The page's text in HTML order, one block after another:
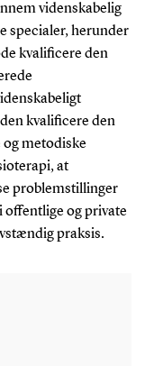
videnskabelig
specialer, herunder
kvalificere den
kvalificere den
og metodiske
at
problemstillinger
offentlige og private
praksis.